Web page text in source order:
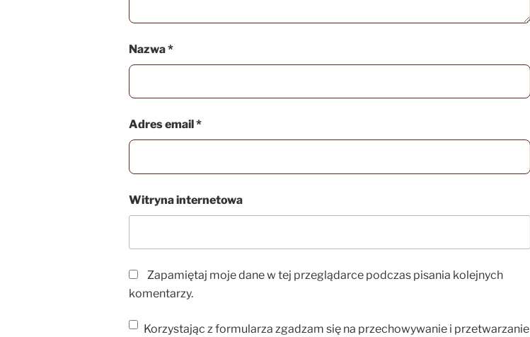
Nazwa*
Adres email*
Witryna internetowa
Zapamiętaj moje dane w tej przeglądarce podczas pisania kolejnych
komentarzy.
Korzystając z formularza zgadzam się na przechowywanie i przetwarzanie